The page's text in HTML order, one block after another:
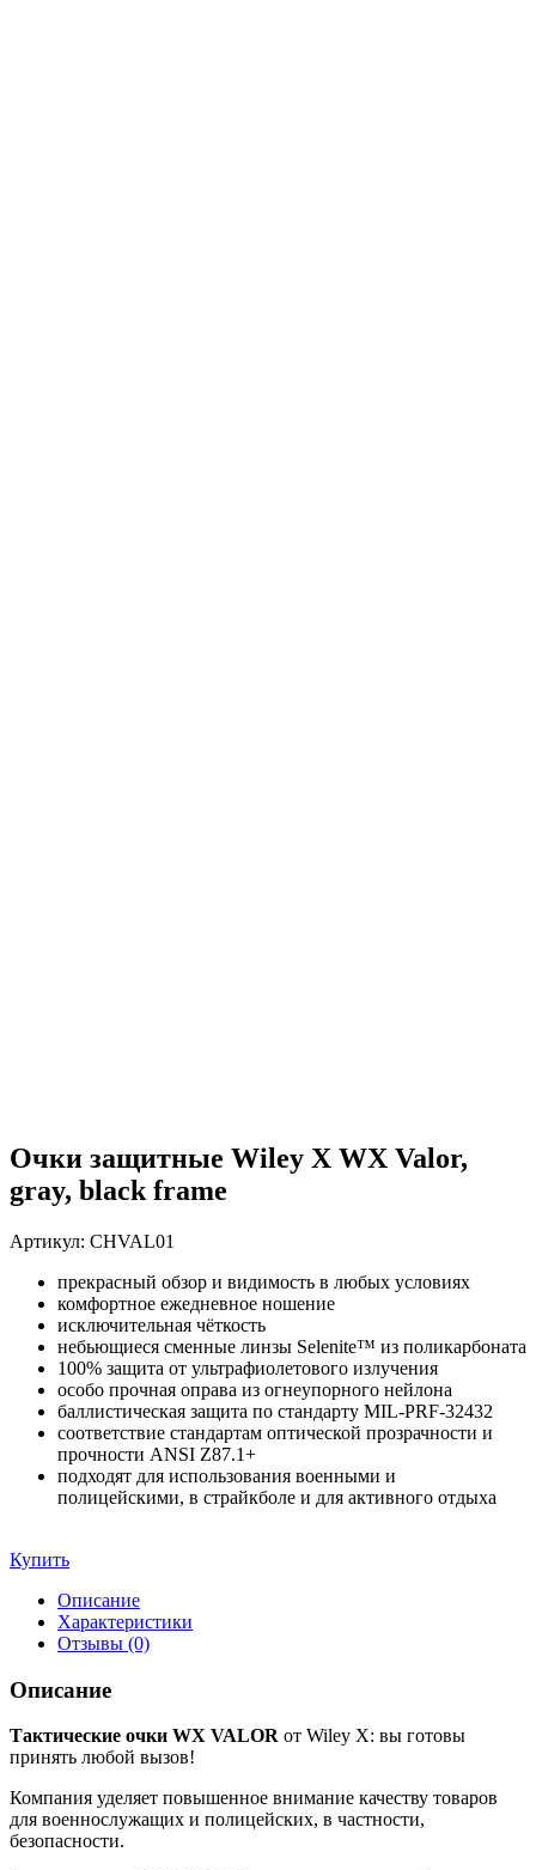
Очки защитные Wiley X WX Valor,
gray, black frame
Артикул: CHVAL01
прекрасный обзор и видимость в любых условиях
комфортное ежедневное ношение
исключительная чёткость
небьющиеся сменные линзы Selenite™ из поликарбоната
100% защита от ультрафиолетового излучения
особо прочная оправа из огнеупорного нейлона
баллистическая защита по стандарту MIL-PRF-32432
соответствие стандартам оптической прозрачности и
прочности ANSI Z87.1+
подходят для использования военными и
полицейскими, в страйкболе и для активного отдыха
Купить
Описание
Характеристики
Отзывы (0)
Описание
Тактические очки WX VALOR от Wiley X: вы готовы
принять любой вызов!
Компания уделяет повышенное внимание качеству товаров
для военнослужащих и полицейских, в частности,
безопасности.